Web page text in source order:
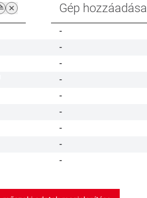
Gép hozzáadása
-
-
-
-
-
-
-
-
-